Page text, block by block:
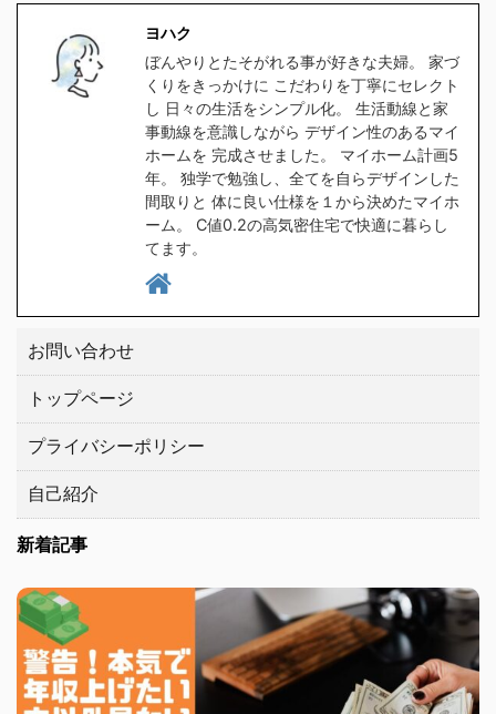
食洗器対応の水筒を探し
たのですが、意外と種類
が無く苦戦しました。
1時間程スマホをポチポ
チして探した所、大手ブ
ランドの中から２つ見つ
けましたので、皆さんに
もご紹介したい ...
い。 クリックしてプラン
を貰う。 高気密住宅と
は ヨハク簡単に言うと
スキマの無い家です 普
通に ...
ヨハク
ぼんやりとたそがれる事が好きな夫婦。 家づ
くりをきっかけに こだわりを丁寧にセレクト
し 日々の生活をシンプル化。 生活動線と家
事動線を意識しながら デザイン性のあるマイ
ホームを 完成させました。 マイホーム計画5
年。 独学で勉強し、全てを自らデザインした
間取りと 体に良い仕様を１から決めたマイホ
ーム。 C値0.2の高気密住宅で快適に暮らし
てます。
お問い合わせ
トップページ
プライバシーポリシー
自己紹介
新着記事